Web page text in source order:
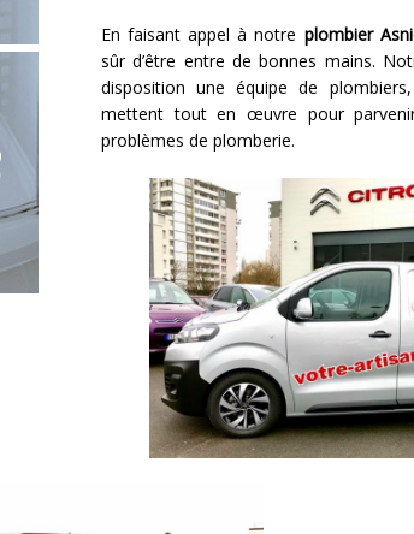
En faisant appel à notre plombier
sûr d’être entre de bonnes mains.
disposition une équipe de
mettent tout en œuvre pour
problèmes de plomberie.